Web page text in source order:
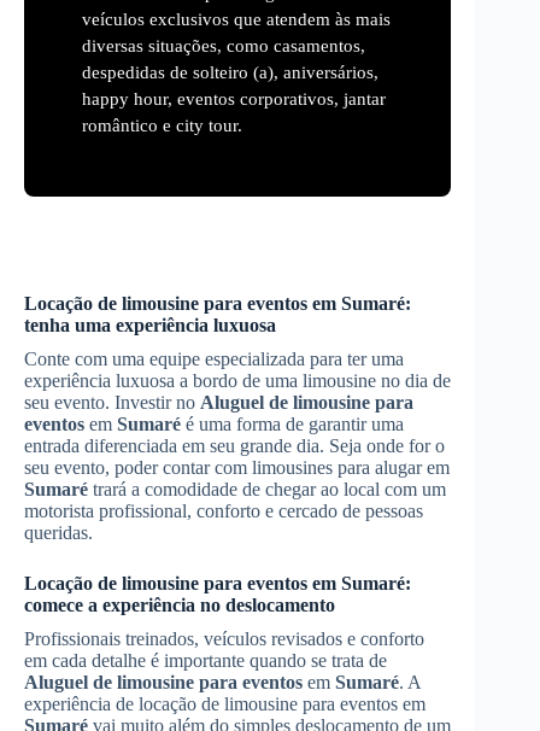
veículos exclusivos que atendem às mais
diversas situações, como casamentos,
despedidas de solteiro (a), aniversários,
happy hour, eventos corporativos, jantar
romântico e city tour.
Locação de limousine para eventos em Sumaré:
tenha uma experiência luxuosa
Conte com uma equipe especializada para ter uma
experiência luxuosa a bordo de uma limousine no dia de
seu evento. Investir no Aluguel de limousine para
eventos em Sumaré é uma forma de garantir uma
entrada diferenciada em seu grande dia. Seja onde for o
seu evento, poder contar com limousines para alugar em
Sumaré trará a comodidade de chegar ao local com um
motorista profissional, conforto e cercado de pessoas
queridas.
Locação de limousine para eventos em Sumaré:
comece a experiência no deslocamento
Profissionais treinados, veículos revisados e conforto
em cada detalhe é importante quando se trata de
Aluguel de limousine para eventos em Sumaré. A
experiência de locação de limousine para eventos em
Sumaré vai muito além do simples deslocamento de um